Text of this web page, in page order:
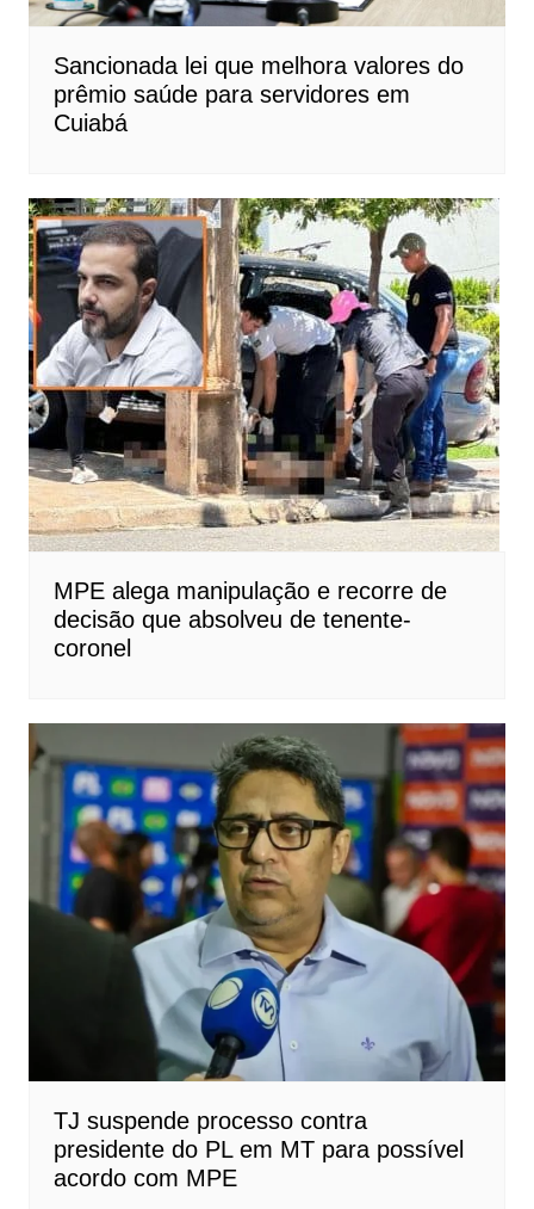
Sancionada lei que melhora valores do
prêmio saúde para servidores em
Cuiabá
MPE alega manipulação e recorre de
decisão que absolveu de tenente-
coronel
TJ suspende processo contra
presidente do PL em MT para possível
acordo com MPE